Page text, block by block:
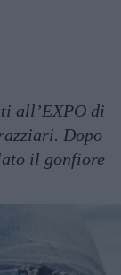
all’EXPO di
Dopo
il gonfiore